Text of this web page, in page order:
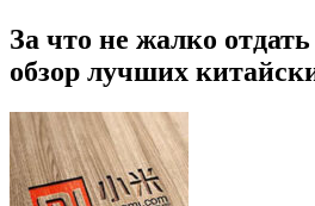
За что не жалко
обзор лучших